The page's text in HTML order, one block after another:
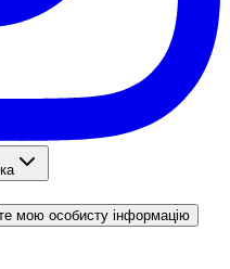
мою особисту інформацію